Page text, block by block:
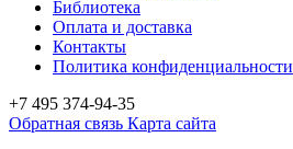
Библиотека
Оплата и доставка
Контакты
Политика конфиденциальности
+7 495 374-94-35
Обратная связь Карта сайта